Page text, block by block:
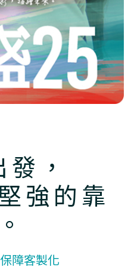
，
強的靠
障客製化